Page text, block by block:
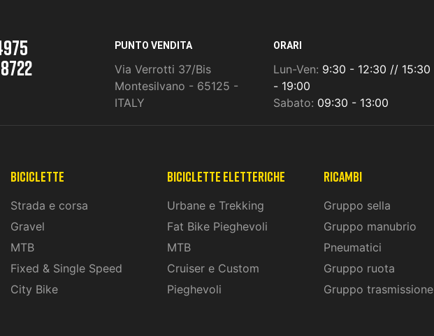
PUNTO VENDITA
Via Verrotti 37/Bis
Montesilvano - 65125 -
ITALY
ORARI
Lun-Ven: 9:30 - 12:30 // 15:30
- 19:00
Sabato: 09:30 - 13:00
Biciclette
Strada e corsa
Gravel
MTB
Fixed & Single Speed
City Bike
biciclette eletteriche
Urbane e Trekking
Fat Bike Pieghevoli
MTB
Cruiser e Custom
Pieghevoli
ricambi
Gruppo sella
Gruppo manubrio
Pneumatici
Gruppo ruota
Gruppo trasmissione